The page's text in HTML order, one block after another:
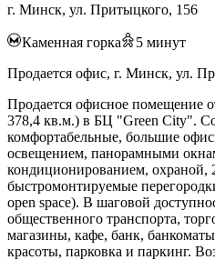
г. Минск, ул. Притыцкого, 156
Каменная горка 5 минут
Продается офис, г. Минск, ул.
Продается офисное помещение
378,4 кв.м.) в БЦ "Green City".
комфортабельные, большие
освещением, панорамными
кондиционированием, охраной,
быстромонтируемые
open space). В шаговой
общественного транспорта,
магазины, кафе, банк,
красоты, парковка и паркинг.